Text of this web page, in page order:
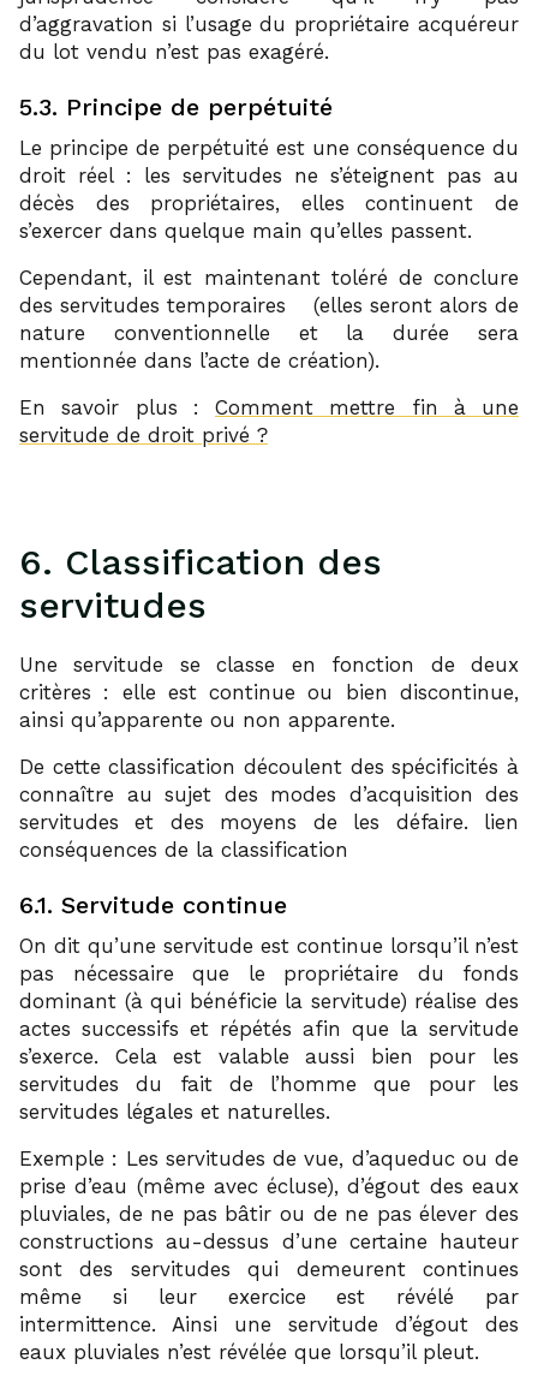
d’aggravation si l’usage du propriétaire acquéreur
du lot vendu n’est pas exagéré.
5.3. Principe de perpétuité
Le principe de perpétuité est une conséquence du
droit réel : les servitudes ne s’éteignent pas au
décès des propriétaires, elles continuent de
s’exercer dans quelque main qu’elles passent.
Cependant, il est maintenant toléré de conclure
des servitudes temporaires
(elles seront alors de
nature conventionnelle et la durée sera
mentionnée dans l’acte de création).
En savoir plus : Comment mettre fin à une
servitude de droit privé ?
6. Classification des
servitudes
Une servitude se classe en fonction de deux
critères : elle est continue ou bien discontinue,
ainsi qu’apparente ou non apparente.
De cette classification découlent des spécificités à
connaître au sujet des modes d’acquisition des
servitudes et des moyens de les défaire. lien
conséquences de la classification
6.1. Servitude continue
On dit qu’une servitude est continue lorsqu’il n’est
pas nécessaire que le propriétaire du fonds
dominant (à qui bénéficie la servitude) réalise des
actes successifs et répétés afin que la servitude
s’exerce. Cela est valable aussi bien pour les
servitudes du fait de l’homme que pour les
servitudes légales et naturelles.
Exemple : Les servitudes de vue, d’aqueduc ou de
prise d’eau (même avec écluse), d’égout des eaux
pluviales, de ne pas bâtir ou de ne pas élever des
constructions au-dessus d’une certaine hauteur
sont des servitudes qui demeurent continues
même si leur exercice est révélé par
intermittence. Ainsi une servitude d’égout des
eaux pluviales n’est révélée que lorsqu’il pleut.